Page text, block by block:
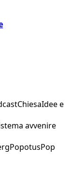
ChiesaIdee e
avvenire
PopotusPop